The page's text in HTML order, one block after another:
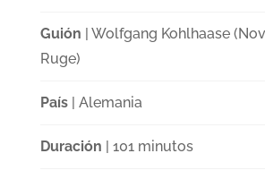
Guión | Wolfgang Kohlhaase
Ruge)
País| Alemania
Duración | 101 minutos